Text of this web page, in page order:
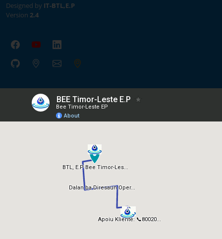
Designed by IT-BTL,E.P
Version 2.4